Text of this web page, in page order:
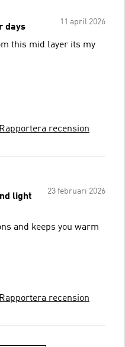
11 april 2026
days
this mid layer its my
Rapportera recension
23 februari 2026
light
and keeps you warm
Rapportera recension